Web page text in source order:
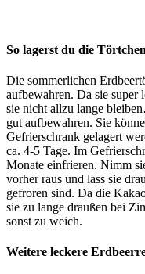
So lagerst du die
Die sommerlichen
aufbewahren. Da sie super
sie nicht allzu lange
gut aufbewahren. Sie
Gefrierschrank gelagert
ca. 4-5 Tage. Im
Monate einfrieren. Nimm
vorher raus und lass sie
gefroren sind. Da die
sie zu lange draußen bei
sonst zu weich.
Weitere leckere